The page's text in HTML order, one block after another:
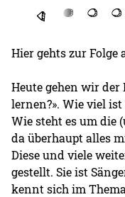
Hier gehts zur Folge
Heute gehen wir der
lernen?». Wie viel
Wie steht es um die
da überhaupt alles
Diese und viele
gestellt. Sie ist
kennt sich im